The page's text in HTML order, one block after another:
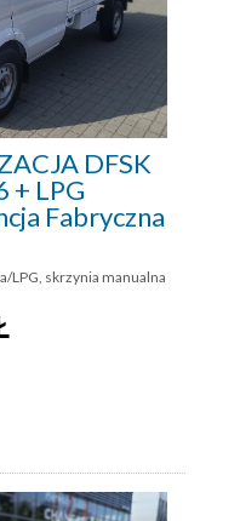
DFSK
+ LPG
Fabryczna
LPG, skrzynia manualna